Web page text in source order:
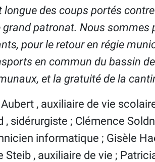
des coups portés
patronat. Nous sommes
pour le retour en régie
en commun du bassin
et la gratuité de la
, auxiliaire de vie
, sidérurgiste ; Clémence
informatique ; Gisèle
Steib , auxiliaire de vie ;